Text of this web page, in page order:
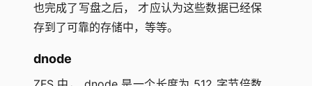
也完成了写盘之后， 才应认为这些数据已经保
存到了可靠的存储中，等等。
dnode